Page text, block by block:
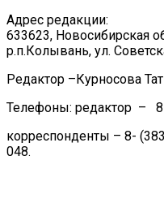
Адрес редакции:
633623, Новосибирская
р.п.Колывань, ул.
Редактор –Курносова
Телефоны: редактор –
корреспонденты – 8-
048.